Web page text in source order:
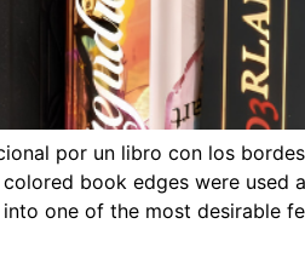
por un libro con los
colored book edges were used
one of the most desirable